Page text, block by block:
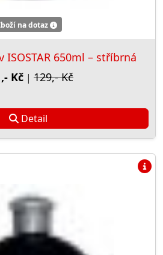
na dotaz
ISOSTAR 650ml – stříbrná
Kč | 129,- Kč
Detail